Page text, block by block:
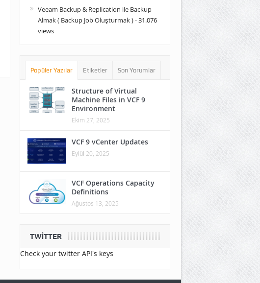
Veeam Backup & Replication ile Backup
Almak ( Backup Job Oluşturmak )- 31.076
views
Popüler Yazılar Etiketler Son Yorumlar
Structure of Virtual
Machine Files in VCF 9
Environment
Ekim 27, 2025
VCF 9 vCenter Updates
Eylül 20, 2025
VCF Operations Capacity
Definitions
Ağustos 13, 2025
TWITTER
Check your twitter API's keys